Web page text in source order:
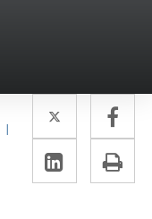
Twitter
Enlace
a
una
a
Linkedin
Enlace
a